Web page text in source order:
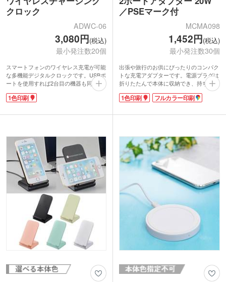
クロック
ADWC-06
3,080円(税込)
最小発注数20個
スマートフォンのワイヤレス充電が可能
な多機能デジタルクロックです。USBポ
ートを使用すれば2台目の機器も同時に
充電可能。アラームは2つ設定できるデ
ュアルアラーム仕様なので起床をしっか
タル表示は離れた場所からでも見やす
1色名入れ印刷でオリジナル時計が作れ
ます。印刷面は時計の表面ではなくスマ
ホ充電側にあるため、さりげなく使える
のも嬉しいポイント。周年記念品や卒業
記念品におすすめです。
1色印刷
／PSEマーク付
MCMA098
1,452円(税込)
最小発注数30個
出張や旅行のお供にぴったりのコンパク
トな充電アダプターです。電源プラグは
折りたたんで本体に収納でき、持ち運び
もスマート。100V～240V対応で海外で
も安心して使用できます。USB Type-C
場合最大20Wの充電に対応。
しても人気のアイテムです。
1色印刷 フルカラー印刷